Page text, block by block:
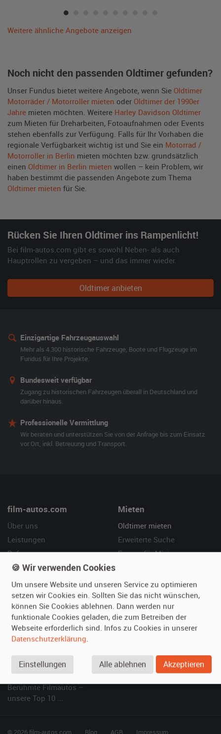
Weitere ähnliche Angebote anzeigen
Noch nicht den passenden Oldtimer gefunden?
Unser Fundus bietet weitere Angebote, wenn Sie Oldtimer
Motorräder / Motorroller mieten oder Oldtimer der 1990er
Jahre mieten möchten. Weitere Harley Davidson Oldtimer
zum Mieten für Dreharbeiten, Fotoaufnahmen oder Events
stehen ebenfalls zur Verfügung. Falls für Ihr Vorhaben die
regionale Verfügbarkeit wichtig ist und Sie ein Motorrad /
Motorroller in Berlin mieten möchten bzw. grundsätzlich
einen Oldtimer in Berlin mieten wollen – kein Problem, wir
haben bestimmt die passenden Angebote zum Thema
Oldtimer mieten für Sie.
Rücken Sie Ihren Oldtimer ins Rampenlicht!
Bei film-autos.com gibt es sowohl Neben- als auch
Hauptrollen zu vergeben – und das immer wieder.
Oldtimer anbieten
Einzigartige Fahrzeugauswahl
Mehr als 4.300 historische Fahrzeuge, Boote und Flugzeuge im
Fundus für Ihre Projekte.
Bundesweit verfügbar
Zugang zu historischen Fahrzeugen überall in Deutschland und
darüber hinaus.
Professionelle Vermittlung
Wir beraten und unterstützen Sie von der Anfrage bis zum Einsatz
vor Ort, inkl. Betreuung und Transport.
film-autos.com
Über uns
Leistungen
Referenzen
Kundenmeinungen
Mieten
Oldtimer mieten
Erweiterte Suche
Fragen für Mieter
Vermieten
Oldtimer anmelden
Fotos senden
Fragen für Vermieter
Hilfe
Häufige Fragen (FAQ)
So funktioniert's
SPECIAL
Berühmte Filmautos –
unsere Top 10 ...
© 2026 film-autos.com Blog AGB Impressum
🍪 Wir verwenden Cookies
Um unsere Website und unseren Service zu optimieren
setzen wir Cookies ein. Sollten Sie das nicht wünschen,
können Sie Cookies ablehnen. Dann werden nur
funktionale Cookies geladen, die zum Betreiben der
Webseite erforderlich sind. Infos zu Cookies in unserer
Datenschutzerklärung.
Einstellungen Alle ablehnen Akzeptieren